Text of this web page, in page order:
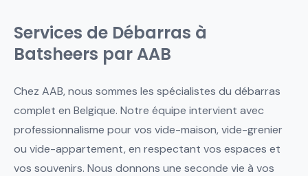
Services de Débarras à
Batsheers par AAB
Chez AAB, nous sommes les spécialistes du débarras
complet en Belgique. Notre équipe intervient avec
professionnalisme pour vos vide-maison, vide-grenier
ou vide-appartement, en respectant vos espaces et
vos souvenirs. Nous donnons une seconde vie à vos